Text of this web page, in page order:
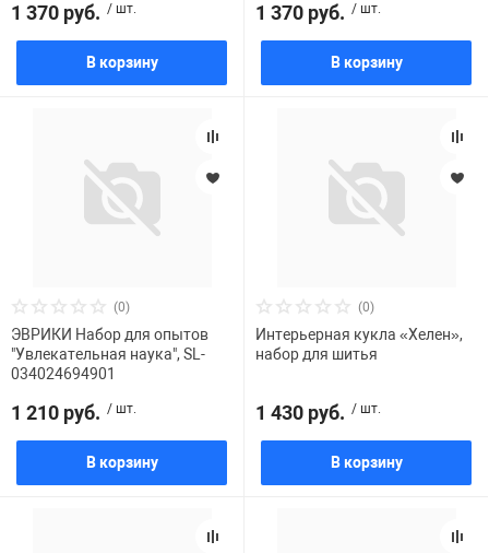
1 370 руб. / шт.
В корзину
1 370 руб. / шт.
В корзину
(0)
ЭВРИКИ Набор для опытов
"Увлекательная наука", SL-
034024694901
1 210 руб. / шт.
В корзину
(0)
Интерьерная кукла «Хелен»,
набор для шитья
1 430 руб. / шт.
В корзину